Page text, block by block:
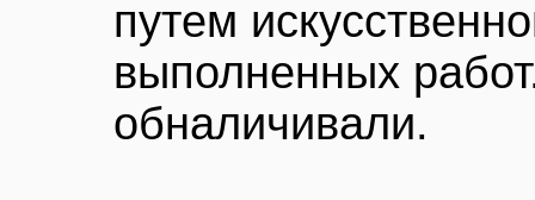
путем
выполненных
обналичивали.